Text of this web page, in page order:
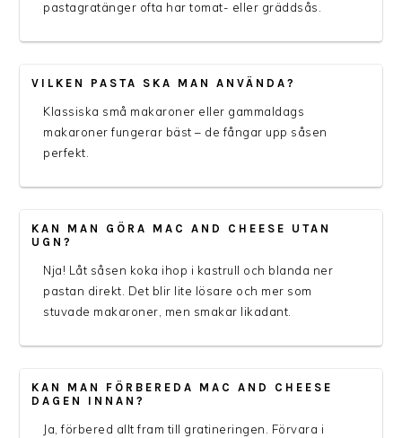
pastagratänger ofta har tomat- eller gräddsås.
VILKEN PASTA SKA MAN ANVÄNDA?
Klassiska små makaroner eller gammaldags
makaroner fungerar bäst – de fångar upp såsen
perfekt.
KAN MAN GÖRA MAC AND CHEESE UTAN
UGN?
Nja! Låt såsen koka ihop i kastrull och blanda ner
pastan direkt. Det blir lite lösare och mer som
stuvade makaroner, men smakar likadant.
KAN MAN FÖRBEREDA MAC AND CHEESE
DAGEN INNAN?
Ja, förbered allt fram till gratineringen. Förvara i